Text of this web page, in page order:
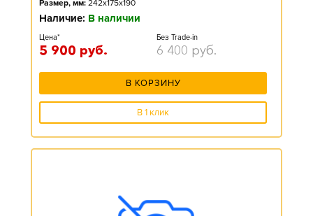
Размер, мм: 242x175x190
Наличие: В наличии
Цена*
5 900 руб.
Без Trade-in
6 400 руб.
В КОРЗИНУ
В 1 клик